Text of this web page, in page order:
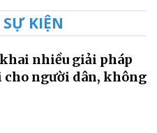
KIỆN
nhiều giải pháp
cho người dân, không